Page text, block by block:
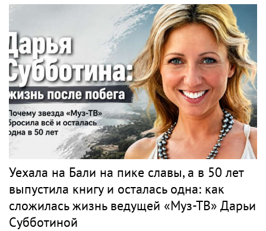
Уехала на Бали на пике славы, а в 50 лет
выпустила книгу и осталась одна: как
сложилась жизнь ведущей «Муз-ТВ» Дарьи
Субботиной